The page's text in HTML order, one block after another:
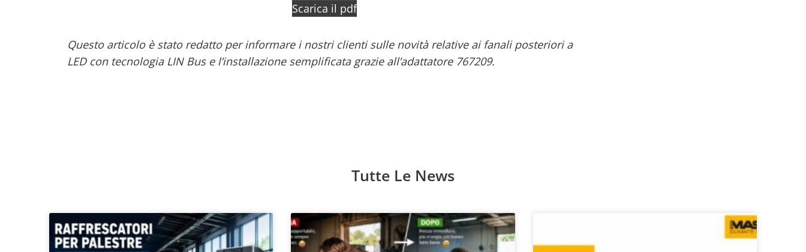
Scarica il pdf
Questo articolo è stato redatto per informare i nostri clienti sulle novità relative ai fanali posteriori a
LED con tecnologia LIN Bus e l’installazione semplificata grazie all’adattatore 767209.
Tutte Le News